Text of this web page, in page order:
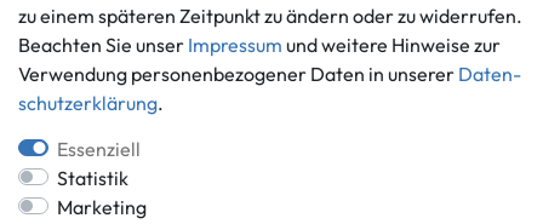
Über uns
Häufig gestellte Fragen
Zahlung und Versand
Batterieentsorgung
zu einem späteren Zeitpunkt zu ändern oder zu widerrufen.
Beachten Sie unser Impressum und weitere Hinweise zur
Verwendung personenbezogener Daten in unserer Daten­
schutz­erklärung.
Essenziell
Statistik
Marketing